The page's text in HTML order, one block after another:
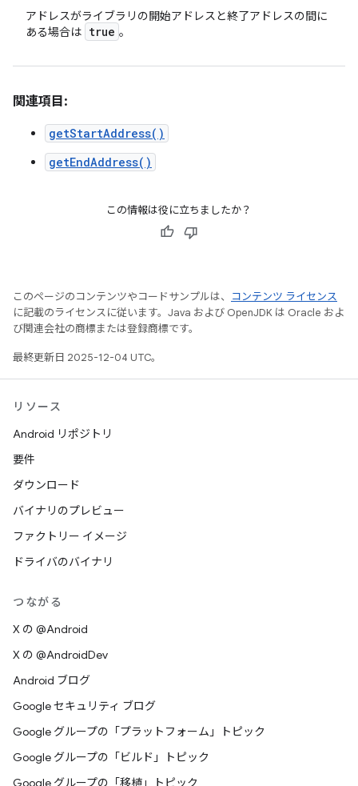
アドレスがライブラリの開始アドレスと終了アドレスの間に
ある場合は true 。
関連項目:
getStartAddress()
getEndAddress()
この情報は役に立ちましたか？
このページのコンテンツやコードサンプルは、
コンテンツ ライセンス
に記載のライセンスに従います。Java および OpenJDK は Oracle およ
び関連会社の商標または登録商標です。
最終更新日 2025-12-04 UTC。
リソース
Android リポジトリ
要件
ダウンロード
バイナリのプレビュー
ファクトリー イメージ
ドライバのバイナリ
つながる
X の @Android
X の @AndroidDev
Android ブログ
Google セキュリティ ブログ
Google グループの「プラットフォーム」トピック
Google グループの「ビルド」トピック
Google グループの「移植」トピック